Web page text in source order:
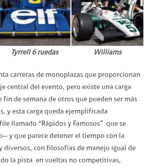
Tyrrell 6 ruedas Williams
carreras de monoplazas que proporcionan
central del evento, pero existe una carga
de semana de otros que pueden ser más
y esta carga queda ejemplificada
llamado “Rápidos y Famosos” que se
y que parece detener el tiempo con la
diversos, con filosofías de manejo igual de
la pista en vueltas no competitivas,